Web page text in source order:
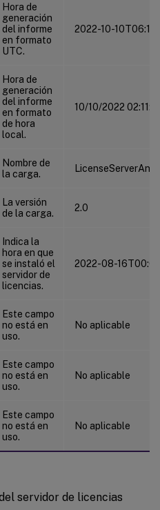
Hora de
generación
del informe
en formato
UTC.
2022-10-
Hora de
generación
del informe
en formato
de hora
local.
10/10/2022
Nombre de
la carga.
La versión
de la carga.
2.0
Indica la
hora en que
se instaló el
servidor de
licencias.
2022-08-
Este campo
no está en
uso.
No aplicable
Este campo
no está en
uso.
No aplicable
Este campo
no está en
uso.
No aplicable
servidor de licencias